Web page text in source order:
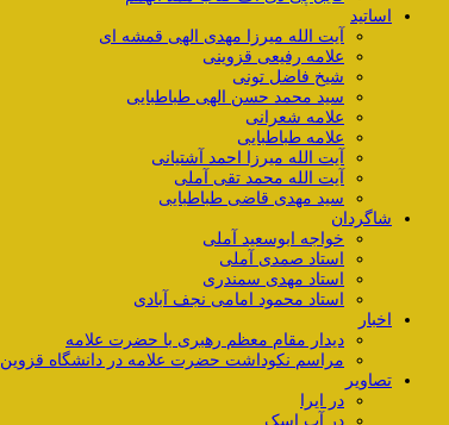
اساتید
آیت الله میرزا مهدی الهی قمشه ای
علامه رفیعی قزوینی
شیخ فاضل تونی
سید محمد حسن الهی طباطبایی
علامه شعرانی
علامه طباطبایی
آیت الله میرزا احمد آشتیانی
آیت الله محمد تقی آملی
سید مهدی قاضی طباطبایی
شاگردان
خواجه ابوسعید آملی
استاد صمدی آملی
استاد مهدی سمندری
استاد محمود امامی نجف آبادی
اخبار
دیدار مقام معظم رهبری با حضرت علامه
مراسم نکوداشت حضرت علامه در دانشگاه قزوین
تصاویر
در ایرا
در آب اسک